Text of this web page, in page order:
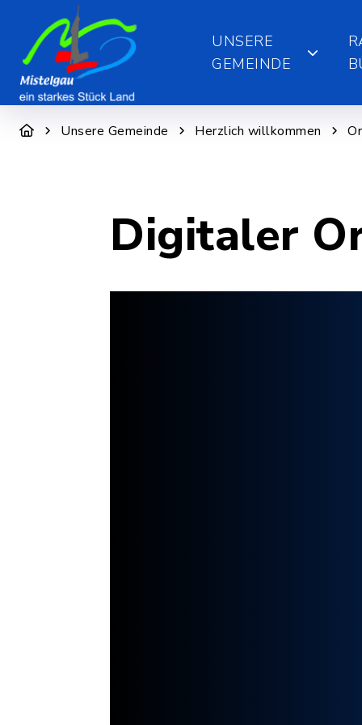
UNSERE
GEMEINDE
Unsere Gemeinde Herzlich willkommen
Digitaler